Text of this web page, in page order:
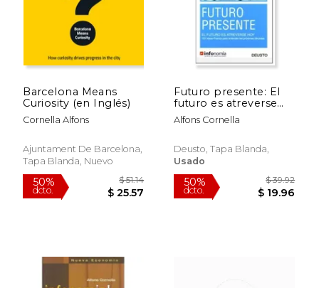
50%
dcto.
$ 72.49 50%
dcto.
Barcelona Means
Curiosity (en Inglés)
Cornella Alfons
Ajuntament De Barcelona,
Tapa Blanda, Nuevo
Futuro presente: El
futuro es atreverse
hoy. 101 Ideas-Fuerza
para entender las
(MANAGEMENT)
Alfons Cornella
Deusto, Tapa Blanda,
Usado